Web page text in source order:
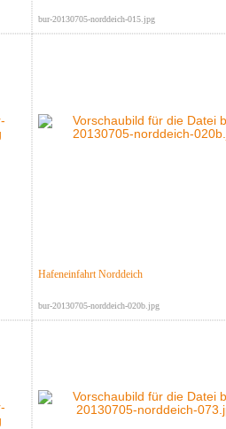
bur-20130705-norddeich-015.jpg
Hafeneinfahrt Norddeich
bur-20130705-norddeich-020b.jpg